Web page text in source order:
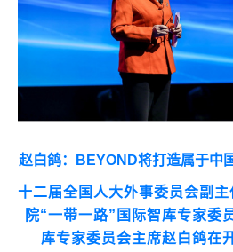
赵白鸽： BEYOND将打造属于中
十二届全国人大外事委员会副
院“一带一路” 国际智库专家委
库专家委员会主席赵白鸽在